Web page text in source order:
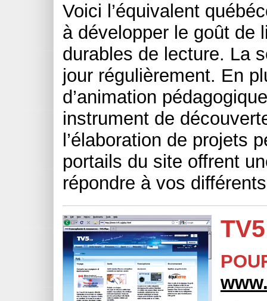
Voici l’équivalent
à développer le goût de
durables de lecture. La
jour régulièrement. En
d’animation
instrument de
l’élaboration de projets
portails du site offrent
répondre à vos